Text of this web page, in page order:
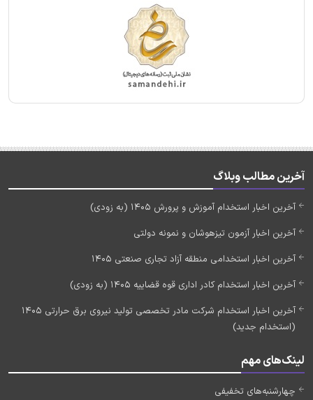
آخرین مطالب وبلاگ
آخرین اخبار استخدام آموزش و پرورش 1405 (به زودی)
آخرین اخبار آزمون تیزهوشان و نمونه دولتی
آخرین اخبار استخدامی منطقه آزاد تجاری صنعتی 1405
آخرین اخبار استخدام کادر اداری قوه قضاییه 1405 (به زودی)
آخرین اخبار استخدام شرکت مادر تخصصی تولید نیروی برق حرارتی 1405
(استخدام جدید)
لینک‌های مهم
چهارشنبه‌های تخفیفی